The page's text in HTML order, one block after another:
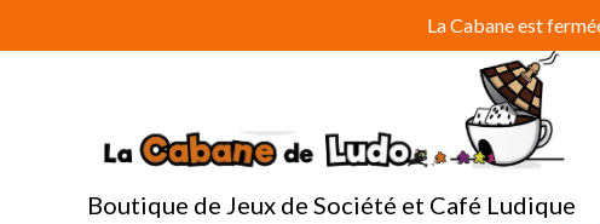
au
Boutique de Jeux de Société et Café Ludique
La Cabane est